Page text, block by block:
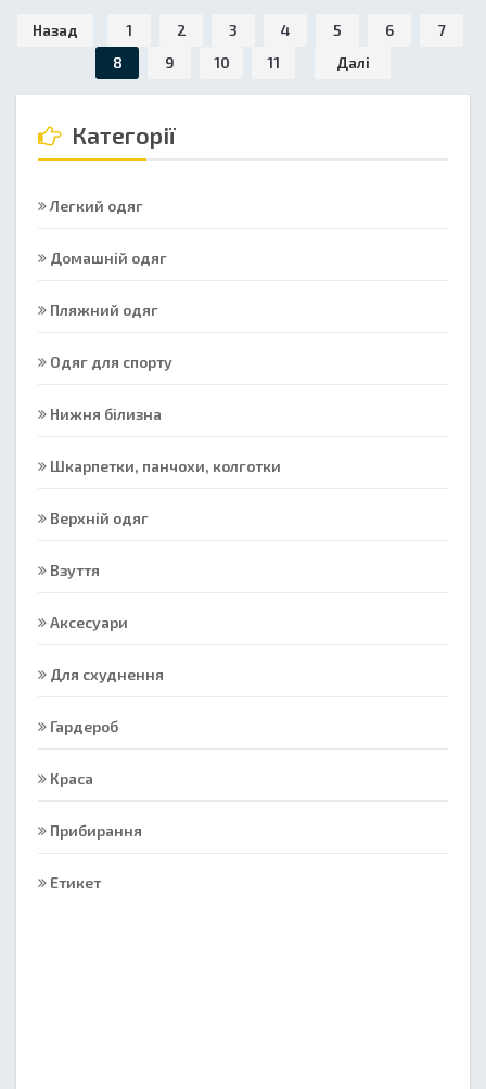
Назад 1 2 3 4 5 6
7
8
9 10 11 Далі
Категорії
Легкий одяг
Домашній одяг
Пляжний одяг
Одяг для спорту
Нижня білизна
Шкарпетки, панчохи, колготки
Верхній одяг
Взуття
Аксесуари
Для схуднення
Гардероб
Краса
Прибирання
Етикет